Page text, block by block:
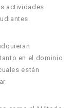
actividades
en el dominio
están